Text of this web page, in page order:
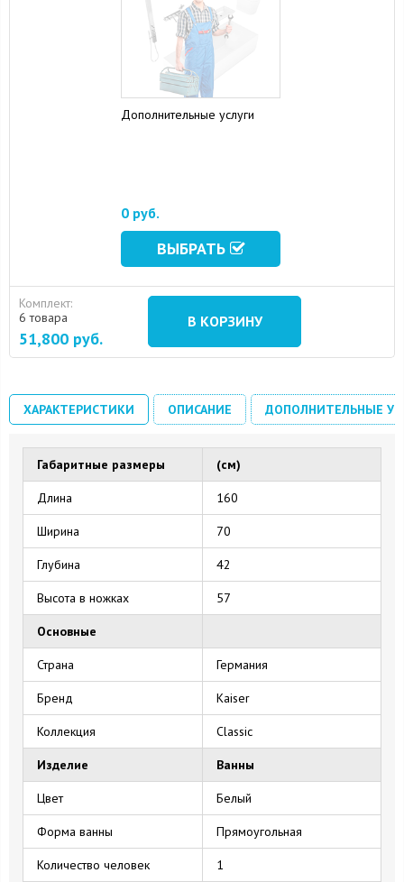
Дополнительные услуги
0 руб.
ВЫБРАТЬ
Комплект:
6 товара
51,800 руб.
В КОРЗИНУ
ХАРАКТЕРИСТИКИ ОПИСАНИЕ ДОПОЛНИТЕЛЬНЫЕ
Габаритные размеры (см)
Длина 160
Ширина 70
Глубина 42
Высота в ножках 57
Основные
Страна Германия
Бренд Kaiser
Коллекция Classic
Изделие Ванны
Цвет Белый
Форма ванны Прямоугольная
Количество человек 1